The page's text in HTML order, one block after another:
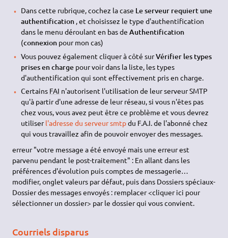
Dans cette rubrique, cochez la case Le serveur requiert une
authentification, et choisissez le type d'authentification
dans le menu déroulant en bas de Authentification
(connexionpour mon cas)
Vous pouvez également cliquer à côté surVérifier les types
prises en chargepour voir dans la liste, les types
d'authentification qui sont effectivement pris en charge.
Certains FAI n'autorisent l'utilisation de leur serveur SMTP
qu'à partir d'une adresse de leur réseau, si vous n'êtes pas
chez vous, vous avez peut être ce problème et vous devrez
utiliserl'adresse du serveur smtpdu F.A.I. de l'abonné chez
qui vous travaillez afin de pouvoir envoyer des messages.
erreur "votre message a été envoyé mais une erreur est
parvenu pendant le post-traitement" : En allant dans les
préférences d'évolution puis comptes de messagerie…
modifier, onglet valeurs par défaut, puis dans Dossiers spéciaux-
Dossier des messages envoyés : remplacer <cliquer ici pour
sélectionner un dossier> par le dossier qui vous convient.
Courriels disparus